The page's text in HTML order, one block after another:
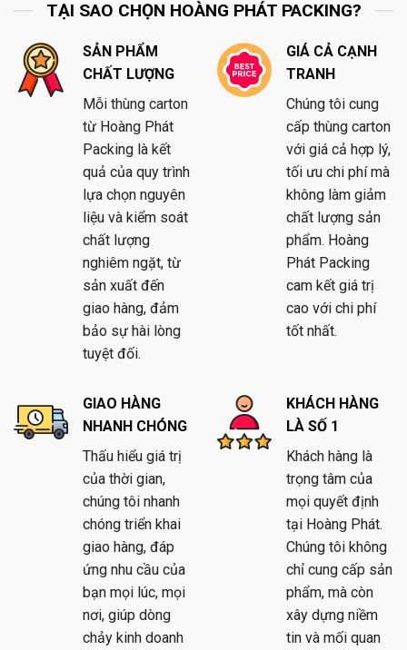
TẠI SAO CHỌN HOÀNG PHÁT PACKING?
SẢN PHẨM
CHẤT LƯỢNG
Mỗi thùng carton
từ Hoàng Phát
Packing là kết
quả của quy trình
lựa chọn nguyên
liệu và kiểm soát
chất lượng
nghiêm ngặt, từ
sản xuất đến
giao hàng, đảm
bảo sự hài lòng
tuyệt đối.
GIÁ CẢ CẠNH
TRANH
Chúng tôi cung
cấp thùng carton
với giá cả hợp lý,
tối ưu chi phí mà
không làm giảm
chất lượng sản
phẩm. Hoàng
Phát Packing
cam kết giá trị
cao với chi phí
tốt nhất.
GIAO HÀNG
NHANH CHÓNG
Thấu hiểu giá trị
của thời gian,
chúng tôi nhanh
chóng triển khai
giao hàng, đáp
ứng nhu cầu của
bạn mọi lúc, mọi
nơi, giúp dòng
chảy kinh doanh
KHÁCH HÀNG
LÀ SỐ 1
Khách hàng là
trọng tâm của
mọi quyết định
tại Hoàng Phát.
Chúng tôi không
chỉ cung cấp sản
phẩm, mà còn
xây dựng niềm
tin và mối quan